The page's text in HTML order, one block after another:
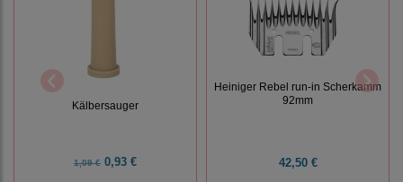
Kälbersauger
1,09 € 0,93 €
Heiniger Rebel run-in Scherkamm
92mm
42,50 €